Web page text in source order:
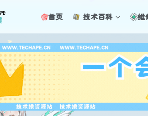
首页 技术百科 维